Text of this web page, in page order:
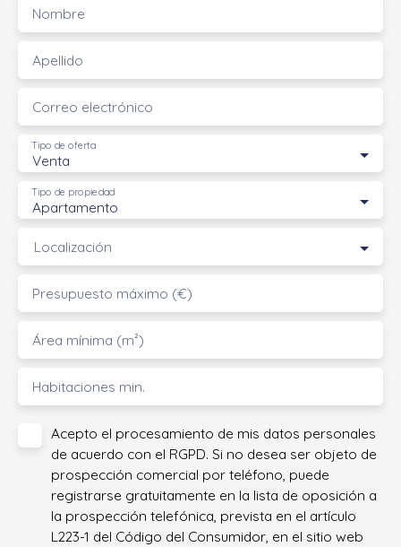
Nombre
Apellido
Correo electrónico
Venta
Tipo de oferta
Apartamento
Tipo de propiedad
Localización
Presupuesto máximo (€)
Área mínima (m²)
Habitaciones min.
Acepto el procesamiento de mis datos personales
de acuerdo con el RGPD. Si no desea ser objeto de
prospección comercial por teléfono, puede
registrarse gratuitamente en la lista de oposición a
la prospección telefónica, prevista en el artículo
L223-1 del Código del Consumidor, en el sitio web